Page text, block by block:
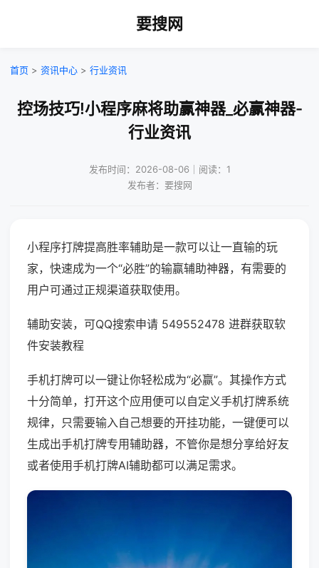
要搜网
首页 > 资讯中心 > 行业资讯
控场技巧!小程序麻将助赢神器_必赢神器-
行业资讯
发布时间：2026-08-06｜阅读：1
发布者：要搜网
小程序打牌提高胜率辅助是一款可以让一直输的玩
家，快速成为一个“必胜”的输赢辅助神器，有需要的
用户可通过正规渠道获取使用。
辅助安装，可QQ搜索申请 549552478 进群获取软
件安装教程
手机打牌可以一键让你轻松成为“必赢”。其操作方式
十分简单，打开这个应用便可以自定义手机打牌系统
规律，只需要输入自己想要的开挂功能，一键便可以
生成出手机打牌专用辅助器，不管你是想分享给好友
或者使用手机打牌AI辅助都可以满足需求。